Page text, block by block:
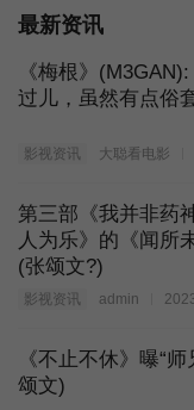
最新资讯
《梅根》
过儿，虽然有点俗
影视资讯 大聪看电影
第三部《我并非药
人为乐》的《闻所
(张颂文?)
影视资讯 admin
《不止不休》曝“
颂文)